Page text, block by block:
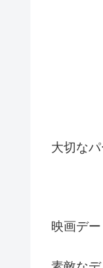
大切な
映画デー